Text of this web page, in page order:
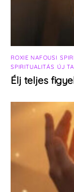
ROXIE NAFOUSI ,
SPIRITUALITÁS ÚJ
Élj teljes